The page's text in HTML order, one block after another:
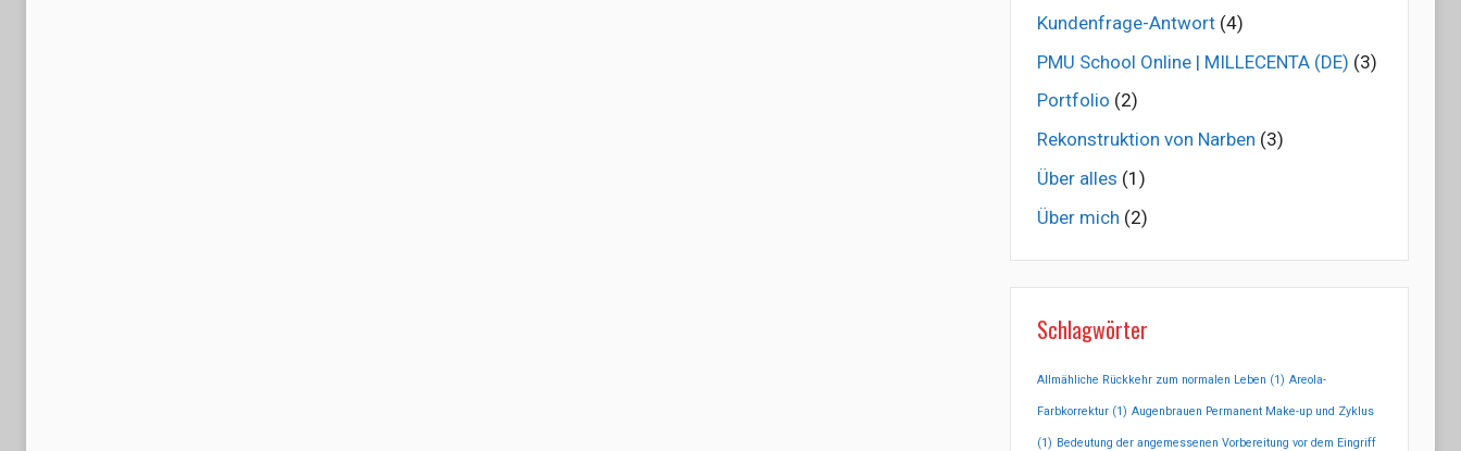
Kundenfrage-Antwort(4)
PMU School Online | MILLECENTA (DE) (3)
Portfolio (2)
Rekonstruktion von Narben (3)
Über alles (1)
Über mich (2)
Schlagwörter
Allmähliche Rückkehr zum normalen Leben (1) Areola-
Farbkorrektur(1) Augenbrauen Permanent Make-up und Zyklus
(1) Bedeutung der angemessenen Vorbereitung vor dem Eingriff